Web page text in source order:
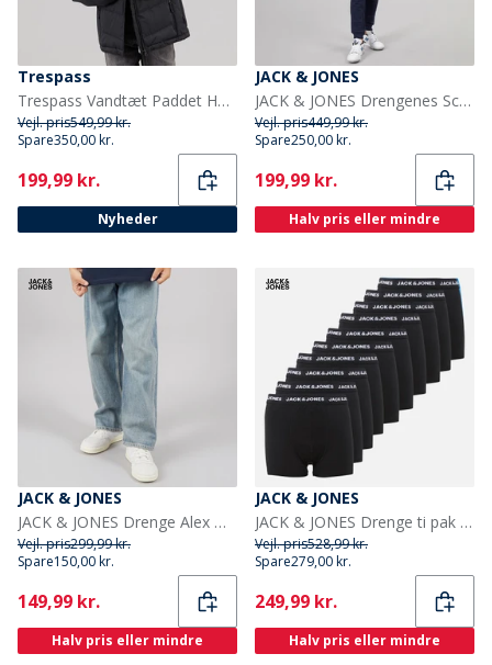
Trespass
Trespass Vandtæt Paddet Hættejakke til Drenge Figo Sort
Vejl. pris549,99 kr.
Spare350,00 kr.
Current
199,99 kr.
Nyheder
JACK & JONES
JACK & JONES Drengenes Scripted Tracksuit Blå Blazer
Vejl. pris449,99 kr.
Spare250,00 kr.
Current
199,99 kr.
Halv pris eller mindre
JACK & JONES
JACK & JONES Drenge Alex Orginal AKM 308 Baggy Fit Jeans Blue Denim
Vejl. pris299,99 kr.
Spare150,00 kr.
Current
149,99 kr.
Halv pris eller mindre
JACK & JONES
JACK & JONES Drenge ti pak bokser trusser Sort
Vejl. pris528,99 kr.
Spare279,00 kr.
Current
249,99 kr.
Halv pris eller mindre